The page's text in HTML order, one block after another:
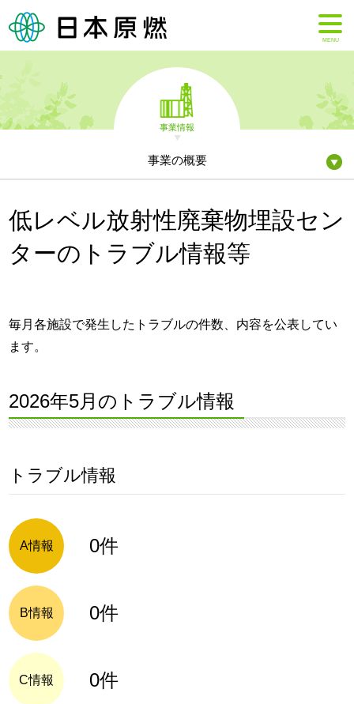
MENU
事業情報
事業の概要
低レベル放射性廃棄物埋設セン
ターのトラブル情報等
毎月各施設で発生したトラブルの件数、内容を公表してい
ます。
2026年5月のトラブル情報
トラブル情報
A情報 0件
B情報 0件
C情報 0件